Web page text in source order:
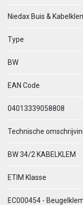
Niedax Buis &
Type
BW
EAN Code
04013339058808
Technische
BW 34/2 KABELKLEM
ETIM Klasse
EC000454 -